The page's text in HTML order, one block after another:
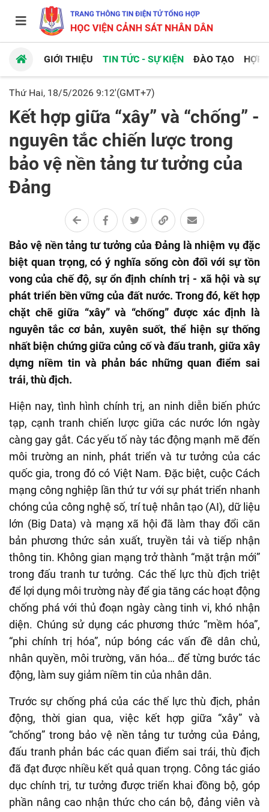
GIỚI THIỆU TIN TỨC - SỰ KIỆN ĐÀO TẠO HỢP
Thứ Hai, 18/5/2026 9:12'(GMT+7)
Kết hợp giữa “xây” và “chống” -
nguyên tắc chiến lược trong
bảo vệ nền tảng tư tưởng của
Đảng
Bảo vệ nền tảng tư tưởng của Đảng là nhiệm vụ đặc
biệt quan trọng, có ý nghĩa sống còn đối với sự tồn
vong của chế độ, sự ổn định chính trị - xã hội và sự
phát triển bền vững của đất nước. Trong đó, kết hợp
chặt chẽ giữa “xây” và “chống” được xác định là
nguyên tắc cơ bản, xuyên suốt, thể hiện sự thống
nhất biện chứng giữa củng cố và đấu tranh, giữa xây
dựng niềm tin và phản bác những quan điểm sai
trái, thù địch.
Hiện nay, tình hình chính trị, an ninh diễn biến phức
tạp, cạnh tranh chiến lược giữa các nước lớn ngày
càng gay gắt. Các yếu tố này tác động mạnh mẽ đến
môi trường an ninh, phát triển và tư tưởng của các
quốc gia, trong đó có Việt Nam. Đặc biệt, cuộc Cách
mạng công nghiệp lần thứ tư với sự phát triển nhanh
chóng của công nghệ số, trí tuệ nhân tạo (AI), dữ liệu
lớn (Big Data) và mạng xã hội đã làm thay đổi căn
bản phương thức sản xuất, truyền tải và tiếp nhận
thông tin. Không gian mạng trở thành “mặt trận mới”
trong đấu tranh tư tưởng. Các thế lực thù địch triệt
để lợi dụng môi trường này để gia tăng các hoạt động
chống phá với thủ đoạn ngày càng tinh vi, khó nhận
diện. Chúng sử dụng các phương thức “mềm hóa”,
“phi chính trị hóa”, núp bóng các vấn đề dân chủ,
nhân quyền, môi trường, văn hóa… để từng bước tác
động, làm suy giảm niềm tin của nhân dân.
Trước sự chống phá của các thế lực thù địch, phản
động, thời gian qua, việc kết hợp giữa “xây” và
“chống” trong bảo vệ nền tảng tư tưởng của Đảng,
đấu tranh phản bác các quan điểm sai trái, thù địch
đã đạt được nhiều kết quả quan trọng. Công tác giáo
dục chính trị, tư tưởng được triển khai đồng bộ, góp
phần nâng cao nhận thức cho cán bộ, đảng viên và